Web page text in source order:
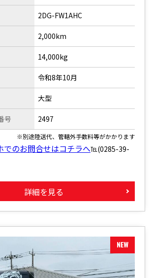
2DG-FW1AHC
2,000km
号
14,000kg
令和8年10月
大型
2497
※別途陸送代、管轄外手数料等がかかります
のお問合せはコチラへ℡(0285-39-
詳細を見る